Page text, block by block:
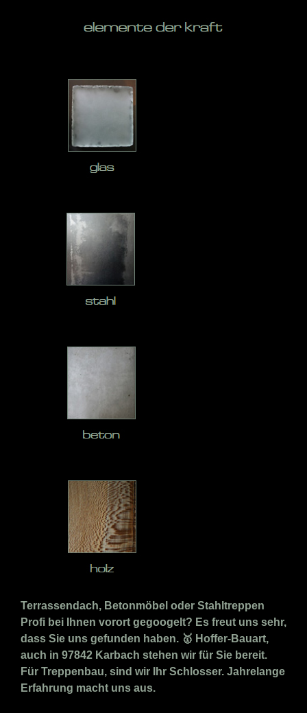
Terrassendach, Betonmöbel oder Stahltreppen
Profi bei Ihnen vorort gegoogelt? Es freut uns sehr,
dass Sie uns gefunden haben. 🥇 Hoffer-Bauart,
auch in 97842 Karbach stehen wir für Sie bereit.
Für Treppenbau, sind wir Ihr Schlosser. Jahrelange
Erfahrung macht uns aus.